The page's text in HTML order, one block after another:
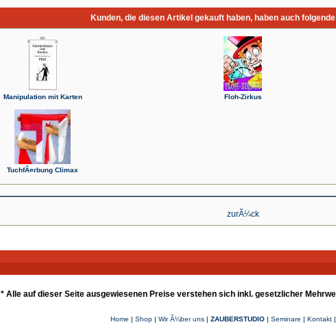
Kunden, die diesen Artikel gekauft haben, haben auch
Manipulation mit Karten Floh-Zirkus
TuchfÃ¤rbung Climax
zurÃ¼ck
* Alle auf dieser Seite ausgewiesenen Preise verstehen sich inkl. gesetzlicher
Home | Shop| Wir Ã¼ber uns| ZAUBERSTUDIO| Seminare | Kontakt|